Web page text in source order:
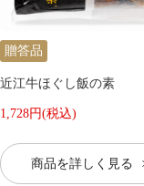
贈答品
近江牛ほぐし飯の素
1,728円(税込)
商品を詳しく見る